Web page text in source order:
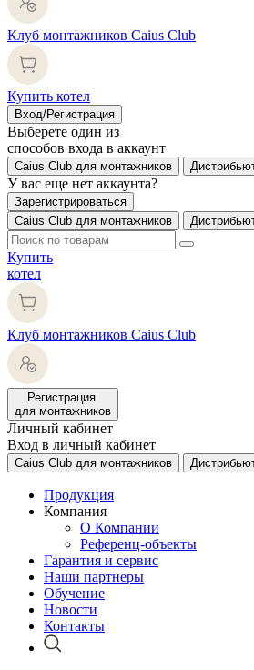
Клуб монтажников Caius Club
Купить котел
Вход/Регистрация
Выберете один из
способов входа в аккаунт
Caius Club для монтажников
У вас еще нет аккаунта?
Зарегистрироваться
Caius Club для монтажников
Купить
котел
Клуб монтажников Caius Club
Регистрация
для монтажников
Личный кабинет
Вход в личный кабинет
Caius Club для монтажников
Продукция
Компания
О Компании
Референц-объекты
Гарантия и сервис
Наши партнеры
Обучение
Новости
Контакты